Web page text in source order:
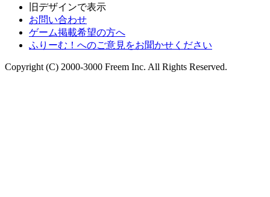
旧デザインで表示
お問い合わせ
ゲーム掲載希望の方へ
ふりーむ！へのご意見をお聞かせください
Copyright (C) 2000-3000 Freem Inc. All Rights Reserved.